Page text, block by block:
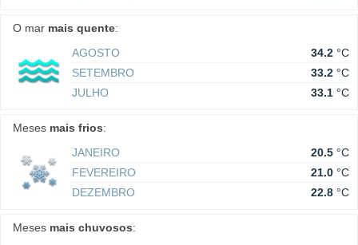
O mar mais quente:
AGOSTO
34.2 °C
SETEMBRO
33.2 °C
JULHO
33.1 °C
Meses mais frios:
JANEIRO
20.5 °C
FEVEREIRO
21.0 °C
DEZEMBRO
22.8 °C
Meses mais chuvosos: